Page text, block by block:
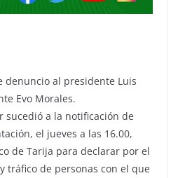
denuncio al presidente Luis
Evo Morales.
sucedió a la notificación de
el jueves a las 16.00,
de Tarija para declarar por el
tráfico de personas con el que